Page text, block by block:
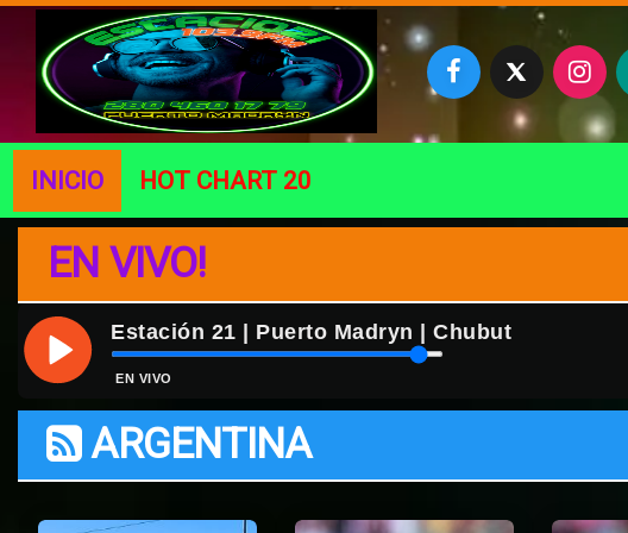
INICIO HOT CHART 20
EN VIVO!
Estación 21 | Puerto Madryn | Chubut
ESTACION21-103.9FM - PUERTO MADRYN CHUBUT
EN VIVO
ARGENTINA